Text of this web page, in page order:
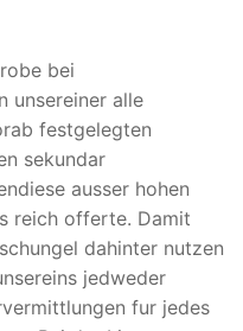
bei
unsereiner alle
festgelegten
sekundar
ausser hohen
reich offerte. Damit
dahinter nutzen
jedweder
fur jedes